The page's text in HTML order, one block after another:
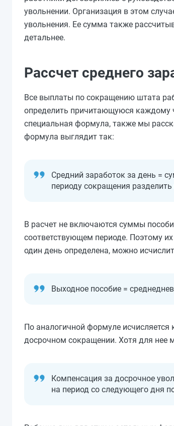
увольнении. Организация в этом
увольнения. Ее сумма также
детальнее.
Рассчет среднего
Все выплаты по сокращению штата
определить причитающуюся каждому
специальная формула, также мы
формула выглядит так:
Средний заработок за день =
периоду сокращения
В расчет не включаются суммы
соответствующем периоде. Поэтому
один день определена, можно
Выходное пособие =
По аналогичной формуле
досрочном сокращении. Хотя для
Компенсация за досрочное
на период со следующего дня